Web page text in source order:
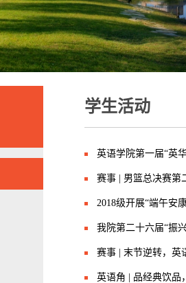
学生活动
英语学院第一届“英
赛事 | 男篮总决赛第
2018级开展“端午安
我院第二十六届“振
赛事 | 末节逆转，英
英语角 | 品经典饮品